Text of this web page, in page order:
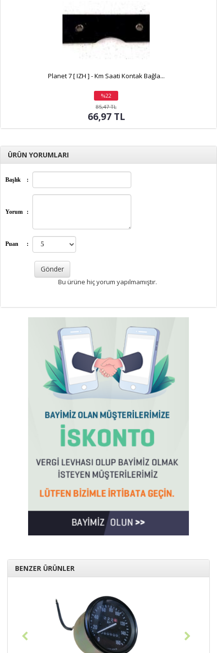
Planet 7 [ IZH ] - Km Saati Kontak Bağla...
%22
indirim
85,47 TL
66,97 TL
ÜRÜN YORUMLARI
Başlık :
Yorum :
Puan :
Bu ürüne hiç yorum yapılmamıştır.
BENZER ÜRÜNLER